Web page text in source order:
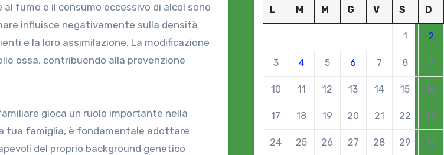
fumo e il consumo eccessivo di alcol sono
influisce negativamente sulla densità
e la loro assimilazione. La modificazione
ossa, contribuendo alla prevenzione
gioca un ruolo importante nella
tua famiglia, è fondamentale adottare
del proprio background genetico
L M M G V S D
1 2
3 4 5 6 7 8 9
10 11 12 13 14 15 16
17 18 19 20 21 22 23
24 25 26 27 28 29 30